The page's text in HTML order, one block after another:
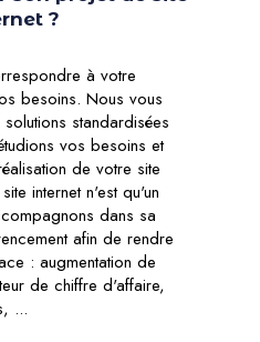
?
à votre
besoins. Nous vous
standardisées
vos besoins et
de votre site
internet n'est qu'un
dans sa
afin de rendre
: augmentation de
de chiffre d'affaire,
...